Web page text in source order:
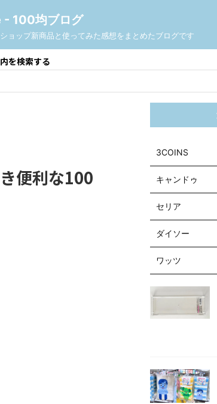
100均ブログ
ップ新商品と使ってみた感想をまとめたブログです
を検索する
便利な100
3COINS
キャンドゥ
セリア
ダイソー
ワッツ